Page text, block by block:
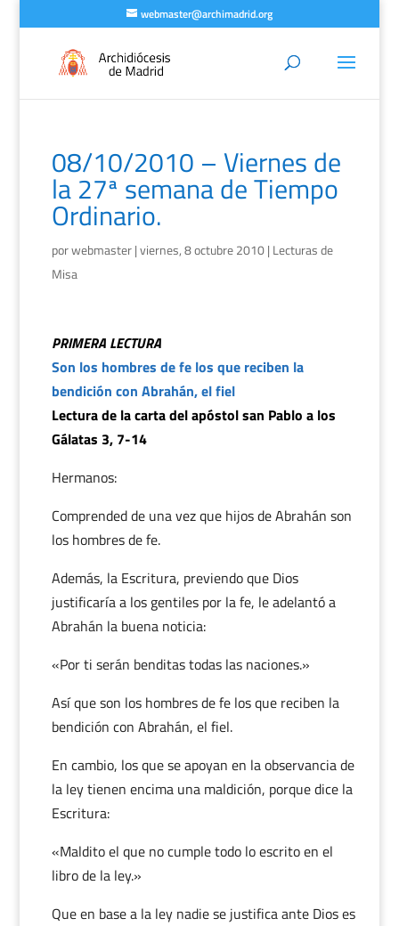
webmaster@archimadrid.org
08/10/2010 – Viernes de
la 27ª semana de Tiempo
Ordinario.
porwebmaster|viernes, 8 octubre 2010| Lecturas de
Misa
PRIMERA LECTURA
Son los hombres de fe los que reciben la
bendición con Abrahán, el fiel
Lectura de la carta del apóstol san Pablo a los
Gálatas 3, 7-14
Hermanos:
Comprended de una vez que hijos de Abrahán son
los hombres de fe.
Además, la Escritura, previendo que Dios
justificaría a los gentiles por la fe, le adelantó a
Abrahán la buena noticia:
«Por ti serán benditas todas las naciones.»
Así que son los hombres de fe los que reciben la
bendición con Abrahán, el fiel.
En cambio, los que se apoyan en la observancia de
la ley tienen encima una maldición, porque dice la
Escritura:
«Maldito el que no cumple todo lo escrito en el
libro de la ley.»
Que en base a la ley nadie se justifica ante Dios es